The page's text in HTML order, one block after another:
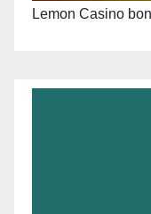
Lemon Casino